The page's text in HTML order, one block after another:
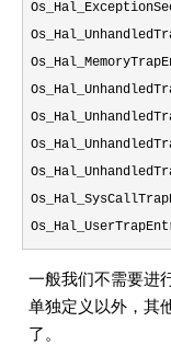
一般我们不需要进
单独定义以外，其
了。